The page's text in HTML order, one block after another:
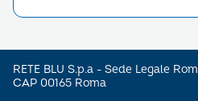
RETE BLU S.p.a - Sede Legale
CAP 00165 Roma